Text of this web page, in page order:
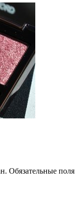
Обязательные поля